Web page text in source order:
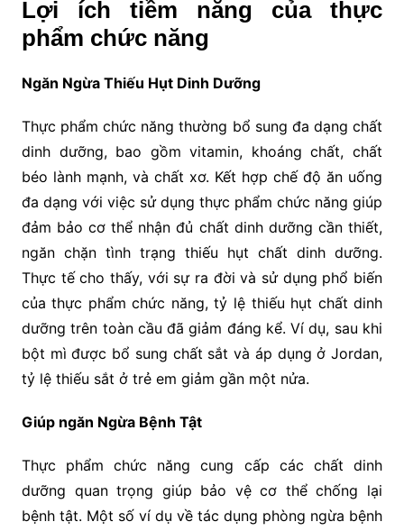
Lợi ích tiềm năng của thực
phẩm chức năng
Ngăn Ngừa Thiếu Hụt Dinh Dưỡng
Thực phẩm chức năng thường bổ sung đa dạng chất
dinh dưỡng, bao gồm vitamin, khoáng chất, chất
béo lành mạnh, và chất xơ. Kết hợp chế độ ăn uống
đa dạng với việc sử dụng thực phẩm chức năng giúp
đảm bảo cơ thể nhận đủ chất dinh dưỡng cần thiết,
ngăn chặn tình trạng thiếu hụt chất dinh dưỡng.
Thực tế cho thấy, với sự ra đời và sử dụng phổ biến
của thực phẩm chức năng, tỷ lệ thiếu hụt chất dinh
dưỡng trên toàn cầu đã giảm đáng kể. Ví dụ, sau khi
bột mì được bổ sung chất sắt và áp dụng ở Jordan,
tỷ lệ thiếu sắt ở trẻ em giảm gần một nửa.
Giúp ngăn Ngừa Bệnh Tật
Thực phẩm chức năng cung cấp các chất dinh
dưỡng quan trọng giúp bảo vệ cơ thể chống lại
bệnh tật. Một số ví dụ về tác dụng phòng ngừa bệnh